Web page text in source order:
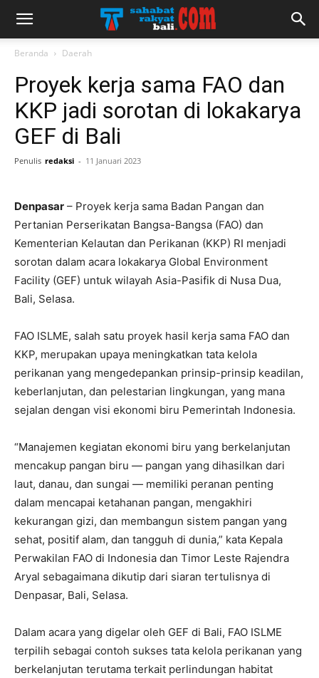
Beranda Daerah
Proyek kerja sama FAO dan
KKP jadi sorotan di lokakarya
GEF di Bali
Penulis redaksi - 11 Januari 2023
Denpasar – Proyek kerja sama Badan Pangan dan
Pertanian Perserikatan Bangsa-Bangsa (FAO) dan
Kementerian Kelautan dan Perikanan (KKP) RI menjadi
sorotan dalam acara lokakarya Global Environment
Facility (GEF) untuk wilayah Asia-Pasifik di Nusa Dua,
Bali, Selasa.
FAO ISLME, salah satu proyek hasil kerja sama FAO dan
KKP, merupakan upaya meningkatkan tata kelola
perikanan yang mengedepankan prinsip-prinsip keadilan,
keberlanjutan, dan pelestarian lingkungan, yang mana
sejalan dengan visi ekonomi biru Pemerintah Indonesia.
“Manajemen kegiatan ekonomi biru yang berkelanjutan
mencakup pangan biru — pangan yang dihasilkan dari
laut, danau, dan sungai — memiliki peranan penting
dalam mencapai ketahanan pangan, mengakhiri
kekurangan gizi, dan membangun sistem pangan yang
sehat, positif alam, dan tangguh di dunia,” kata Kepala
Perwakilan FAO di Indonesia dan Timor Leste Rajendra
Aryal sebagaimana dikutip dari siaran tertulisnya di
Denpasar, Bali, Selasa.
Dalam acara yang digelar oleh GEF di Bali, FAO ISLME
terpilih sebagai contoh sukses tata kelola perikanan yang
berkelanjutan terutama terkait perlindungan habitat